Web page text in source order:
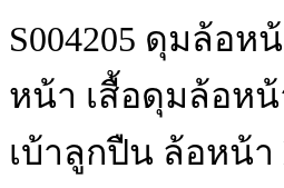
S004205 ดุมล้อห
หน้า เสื้อดุมล้อห
เบ้าลูกปืน ล้อหน้า